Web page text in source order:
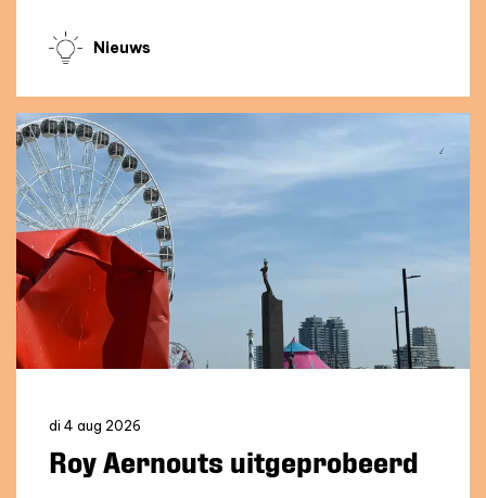
Nieuws
di 4 aug 2026
Roy Aernouts uitgeprobeerd